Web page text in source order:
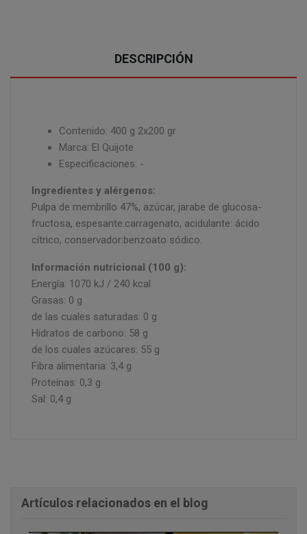
DESCRIPCIÓN
Contenido: 400 g 2x200 gr
Marca: El Quijote
Especificaciones: -
Ingredientes y alérgenos:
Pulpa de membrillo 47%, azúcar, jarabe de glucosa-
fructosa, espesante:carragenato, acidulante: ácido
cítrico, conservador:benzoato sódico.
Información nutricional (100 g):
Energía: 1070 kJ / 240 kcal
Grasas: 0 g
de las cuales saturadas: 0 g
Hidratos de carbono: 58 g
de los cuales azúcares: 55 g
Fibra alimentaria: 3,4 g
Proteínas: 0,3 g
Sal: 0,4 g
Artículos relacionados en el blog